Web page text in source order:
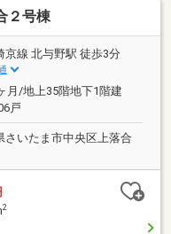
チン（浄水器付）～交
谷線・東西線「茅場
東京メトロ銀座線・
東京メトロ銀座線・
・JR山手線「東京」
２号棟
京線 北与野駅 徒歩3分
月/地上35階地下1階建
戸
さいたま市中央区上落合
2